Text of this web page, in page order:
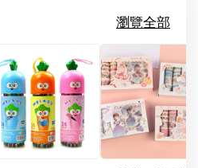
瀏覽全部